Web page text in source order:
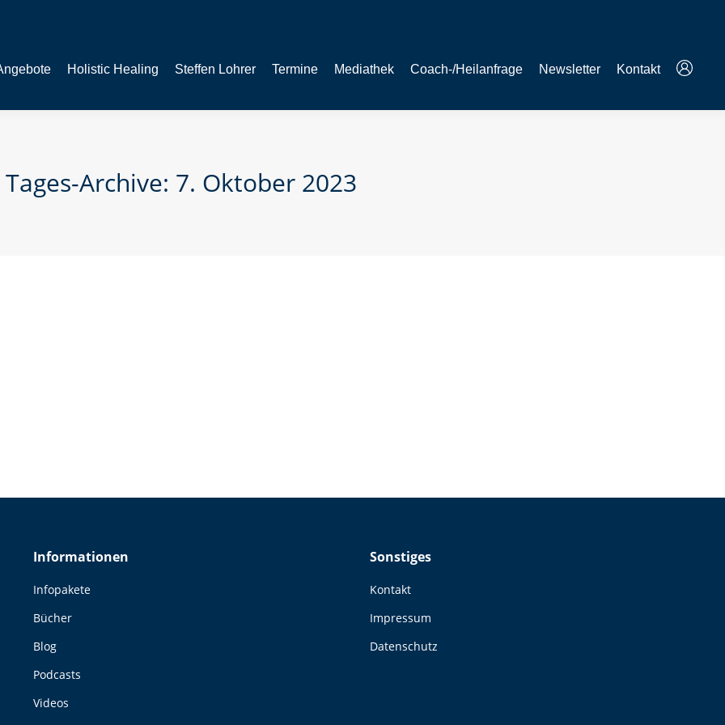
Holistic Healing Steffen Lohrer Termine Mediathek Coach-/Heilanfrage Newsletter Kontakt
Tages-Archive: 7. Oktober 2023
Informationen
Infopakete
Bücher
Blog
Podcasts
Videos
Sonstiges
Kontakt
Impressum
Datenschutz